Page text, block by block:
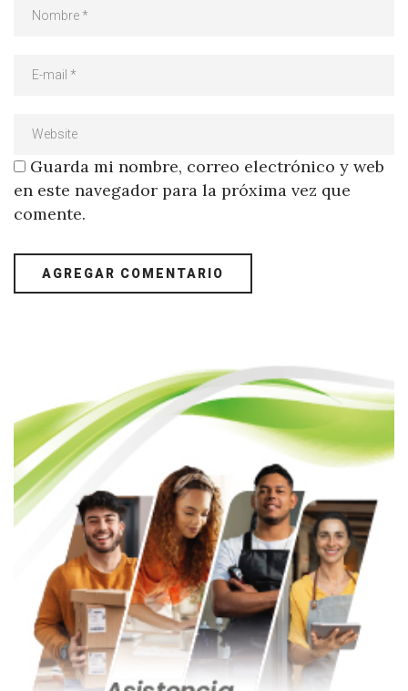
Guarda mi nombre, correo electrónico y web
en este navegador para la próxima vez que
comente.